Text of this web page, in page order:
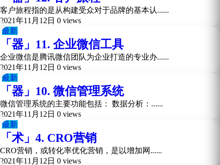
客户旅程指的是从构建受众对于品牌的基本认......
2021年11月12日 0 views
最新
「器」11. 企业微信工具
企业微信是腾讯微信团队为企业打造的专业办......
2021年11月12日 0 views
最新
「器」10. 微信管理系统
微信管理系统的主要功能包括： 数据分析：......
2021年11月12日 0 views
最新
「术」4. CRO营销
CRO营销，或转化率优化营销，是以增加网......
2021年11月12日 0 views